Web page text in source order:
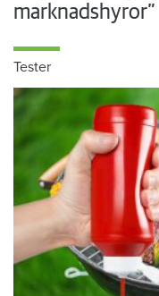
marknadshyror”
Tester